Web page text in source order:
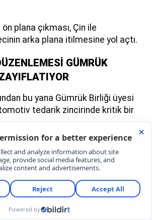
plana çıkması, Çin ile
arka plana itilmesine yol açtı.
GÜMRÜK
bu yana Gümrük Birliği üyesi
tedarik zincirinde kritik bir
gösteren Bosch, Coşkunöz,
Oyak Renault tedarikçileri ve
A.Ş. (TOFAŞ) yan sanayi
en somut örnekleri arasında
açtığı 'Made in EU' sanayi